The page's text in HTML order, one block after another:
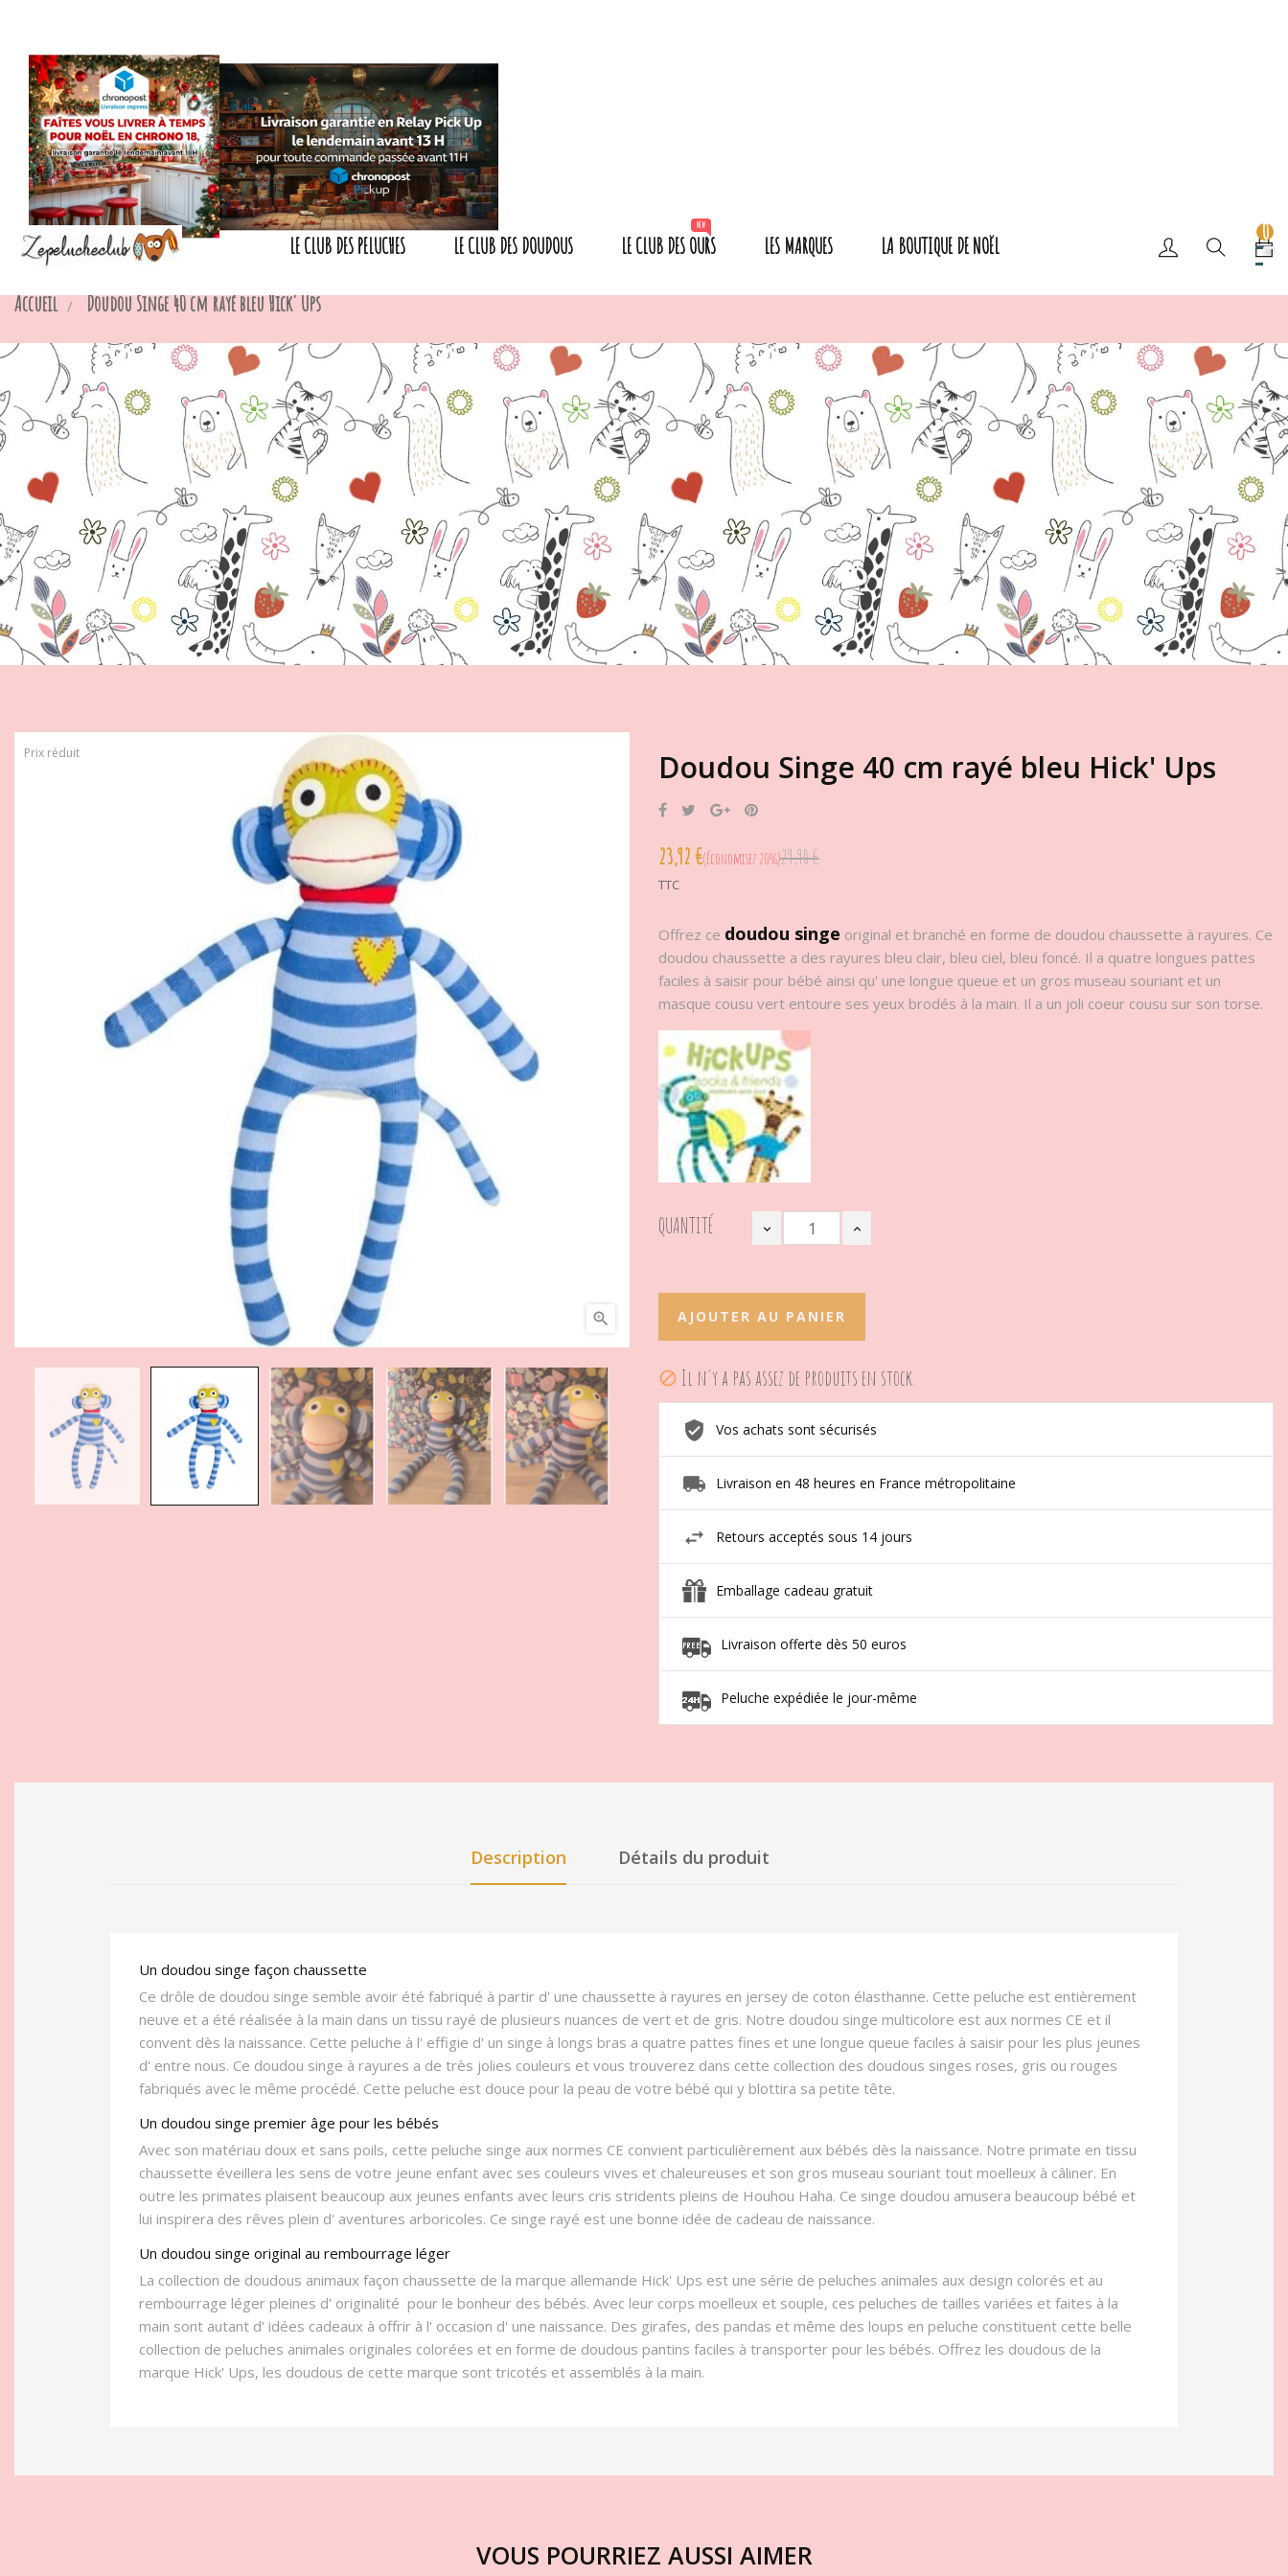
LE CLUB DES PELUCHES LE CLUB DES DOUDOUS LE CLUB DES OURS
NEW
LES MARQUES LA BOUTIQUE DE NOËL
0
Accueil Doudou Singe 40 cm rayé bleu Hick' Ups
Prix réduit

Doudou Singe 40 cm rayé bleu Hick' Ups
PartagerTweet Google+
23,92 € Économisez 20%29,90 €
TTC
Offrez ce doudou singe original et branché en forme de doudou chaussette à rayures. Ce
doudou chaussette a des rayures bleu clair, bleu ciel, bleu foncé. Il a quatre longues pattes
faciles à saisir pour bébé ainsi qu' une longue queue et un gros museau souriant et un
masque cousu vert entoure ses yeux brodés à la main. Il a un joli coeur cousu sur son torse.
QUANTITÉ
AJOUTER AU PANIER
 Il n'y a pas assez de produits en stock.
Vos achats sont sécurisés
Livraison en 48 heures en France métropolitaine
Retours acceptés sous 14 jours
Emballage cadeau gratuit
Livraison offerte dès 50 euros
Peluche expédiée le jour-même
Description Détails du produit
Un doudou singe façon chaussette
Ce drôle de doudou singe semble avoir été fabriqué à partir d' une chaussette à rayures en jersey de coton élasthanne. Cette peluche est entièrement
neuve et a été réalisée à la main dans un tissu rayé de plusieurs nuances de vert et de gris. Notre doudou singe multicolore est aux normes CE et il
convent dès la naissance. Cette peluche à l' effigie d' un singe à longs bras a quatre pattes fines et une longue queue faciles à saisir pour les plus jeunes
d' entre nous. Ce doudou singe à rayures a de très jolies couleurs et vous trouverez dans cette collection des doudous singes roses, gris ou rouges
fabriqués avec le même procédé. Cette peluche est douce pour la peau de votre bébé qui y blottira sa petite tête.
Un doudou singe premier âge pour les bébés
Avec son matériau doux et sans poils, cette peluche singe aux normes CE convient particulièrement aux bébés dès la naissance. Notre primate en tissu
chaussette éveillera les sens de votre jeune enfant avec ses couleurs vives et chaleureuses et son gros museau souriant tout moelleux à câliner. En
outre les primates plaisent beaucoup aux jeunes enfants avec leurs cris stridents pleins de Houhou Haha. Ce singe doudou amusera beaucoup bébé et
lui inspirera des rêves plein d' aventures arboricoles. Ce singe rayé est une bonne idée de cadeau de naissance.
Un doudou singe original au rembourrage léger
La collection de doudous animaux façon chaussette de la marque allemande Hick' Ups est une série de peluches animales aux design colorés et au
rembourrage léger pleines d' originalité pour le bonheur des bébés. Avec leur corps moelleux et souple, ces peluches de tailles variées et faites à la
main sont autant d' idées cadeaux à offrir à l' occasion d' une naissance. Des girafes, des pandas et même des loups en peluche constituent cette belle
collection de peluches animales originales colorées et en forme de doudous pantins faciles à transporter pour les bébés. Offrez les doudous de la
marque Hick' Ups, les doudous de cette marque sont tricotés et assemblés à la main.
VOUS POURRIEZ AUSSI AIMER